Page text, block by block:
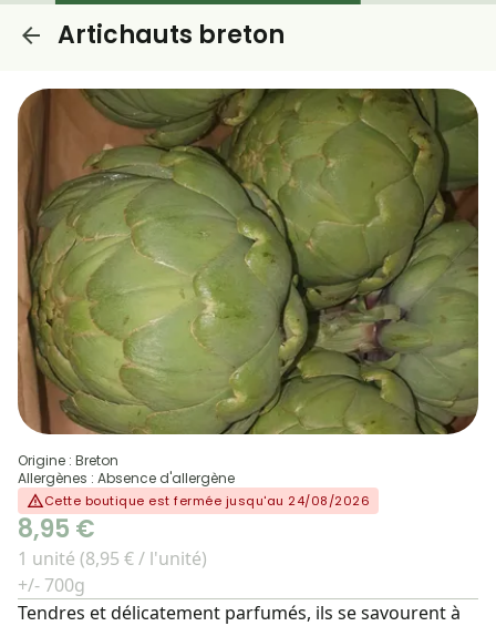
Artichauts breton
Origine : Breton
Allergènes : Absence d'allergène
Cette boutique est fermée jusqu'au 24/08/2026
8,95 €
1 unité (8,95 € / l'unité)
+/- 700g
Tendres et délicatement parfumés, ils se savourent à